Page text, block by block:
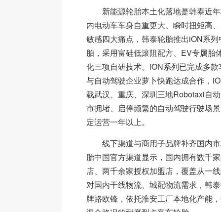
新能源轮胎本土化落地是韩泰近
内电动车车身自重更大、瞬时扭矩高
敏感四大痛点，韩泰轮胎推出iON系
胎，采用富硅低滚阻配方、EV专属胎
化三项自研技术。iON系列已完成多
与自动驾驶企业萝卜快跑达成合作，
载武汉、重庆、深圳三地Robotaxi自
市拥堵、启停频繁的自动驾驶行驶场
定运营一年以上。
线下渠道与商用子品牌补齐国内
胎中国官方渠道显示，国内拥有数千
店、两千余家授权加盟店，覆盖从一
对国内干线物流、城配物流需求，韩
牌路欧锋，依托淮安工厂本地化产能